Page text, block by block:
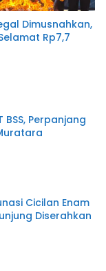
Dimusnahkan,
Rp7,7
BSS, Perpanjang
Cicilan Enam
Diserahkan